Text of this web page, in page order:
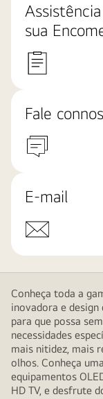
sua
Fale
E-mail
Conheça toda a
inovadora e
para que possa
necessidades
mais nitidez, mais
olhos. Conheça
equipamentos
HD TV, e desfrute